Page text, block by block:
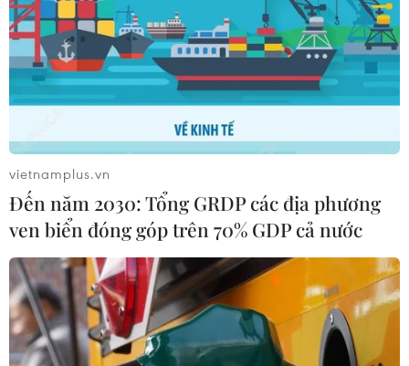
Tây Ninh hoàn thành sớm chỉ tiêu về thu
ngân sách năm 2022
vietnamplus.vn
Đến năm 2030: Tổng GRDP các địa phương
ven biển đóng góp trên 70% GDP cả nước